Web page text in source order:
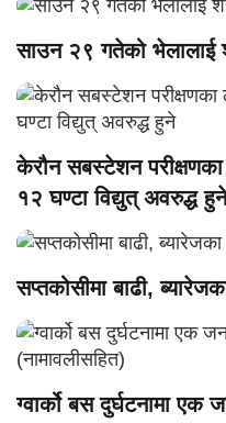
साउन २९ गतेको भेलालाई
केरौन सबस्टेशन परीक्षणका
१२ घण्टा विद्युत् अवरुद्ध हुने
सप्तकोसीमा बाढी,
ग्वार्को बस दुर्घटनामा